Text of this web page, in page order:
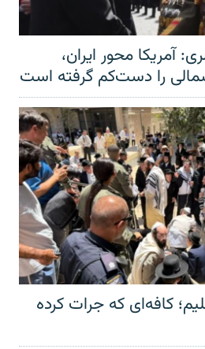
آمریکا محور ایران،
را دست‌کم گرفته است
کافه‌ای که جرات کرده